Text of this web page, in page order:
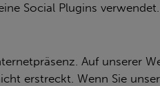
Social Plugins verwendet.
Auf unserer
erstreckt. Wenn Sie